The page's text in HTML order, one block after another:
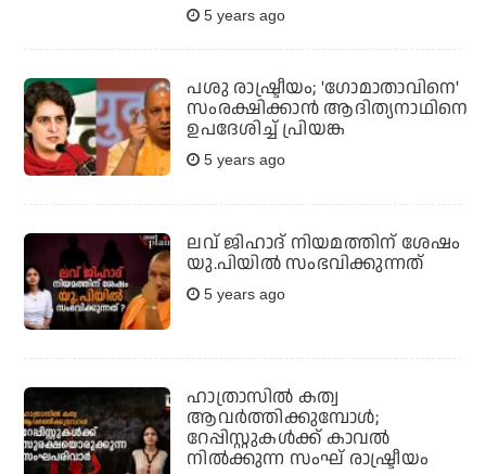
5 years ago
പശു രാഷ്ട്രീയം; 'ഗോമാതാവിനെ'
സംരക്ഷിക്കാന്‍ ആദിത്യനാഥിനെ
ഉപദേശിച്ച് പ്രിയങ്ക
5 years ago
ലവ് ജിഹാദ് നിയമത്തിന് ശേഷം
യു.പിയില്‍ സംഭവിക്കുന്നത്‌
5 years ago
ഹാത്രാസില്‍ കത്വ
ആവര്‍ത്തിക്കുമ്പോള്‍;
റേപ്പിസ്റ്റുകള്‍ക്ക് കാവല്‍
നില്‍ക്കുന്ന സംഘ് രാഷ്ട്രീയം